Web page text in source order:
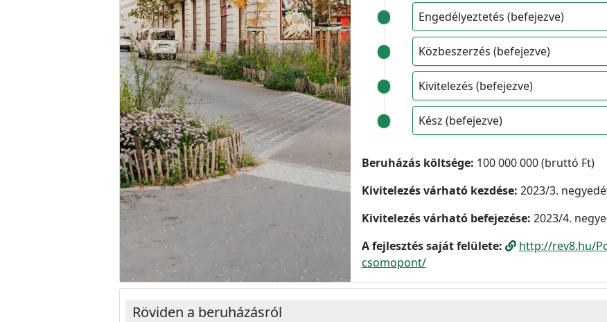
Engedélyeztetés (befejezve)
Közbeszerzés (befejezve)
Kivitelezés (befejezve)
Kész (befejezve)
Beruházás költsége: 100 000 000 (bruttó Ft)
Kivitelezés várható kezdése: 2023/3.
Kivitelezés várható befejezése: 2023/4.
A fejlesztés saját felülete:
http://rev8.hu/
csomopont/
Röviden a beruházásról